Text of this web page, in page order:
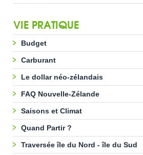
VIE PRATIQUE
Budget
Carburant
Le dollar néo-zélandais
FAQ Nouvelle-Zélande
Saisons et Climat
Quand Partir ?
Traversée île du Nord - île du Sud